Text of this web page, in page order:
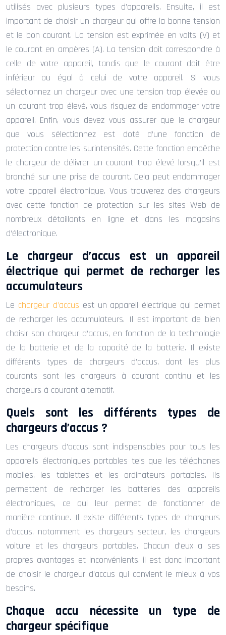
utilisés avec plusieurs types d’appareils. Ensuite, il est
important de choisir un chargeur qui offre la bonne tension
et le bon courant. La tension est exprimée en volts (V) et
le courant en ampères (A). La tension doit correspondre à
celle de votre appareil, tandis que le courant doit être
inférieur ou égal à celui de votre appareil. Si vous
sélectionnez un chargeur avec une tension trop élevée ou
un courant trop élevé, vous risquez de endommager votre
appareil. Enfin, vous devez vous assurer que le chargeur
que vous sélectionnez est doté d’une fonction de
protection contre les surintensités. Cette fonction empêche
le chargeur de délivrer un courant trop élevé lorsqu’il est
branché sur une prise de courant. Cela peut endommager
votre appareil électronique. Vous trouverez des chargeurs
avec cette fonction de protection sur les sites Web de
nombreux détaillants en ligne et dans les magasins
d’électronique.
Le chargeur d’accus est un appareil
électrique qui permet de recharger les
accumulateurs
Le chargeur d’accus est un appareil électrique qui permet
de recharger les accumulateurs. Il est important de bien
choisir son chargeur d’accus, en fonction de la technologie
de la batterie et de la capacité de la batterie. Il existe
différents types de chargeurs d’accus, dont les plus
courants sont les chargeurs à courant continu et les
chargeurs à courant alternatif.
Quels sont les différents types de
chargeurs d’accus ?
Les chargeurs d’accus sont indispensables pour tous les
appareils électroniques portables tels que les téléphones
mobiles, les tablettes et les ordinateurs portables. Ils
permettent de recharger les batteries des appareils
électroniques, ce qui leur permet de fonctionner de
manière continue. Il existe différents types de chargeurs
d’accus, notamment les chargeurs secteur, les chargeurs
voiture et les chargeurs portables. Chacun d’eux a ses
propres avantages et inconvénients, il est donc important
de choisir le chargeur d’accus qui convient le mieux à vos
besoins.
Chaque accu nécessite un type de
chargeur spécifique